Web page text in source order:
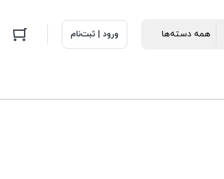
ورود | ثبت‌نام